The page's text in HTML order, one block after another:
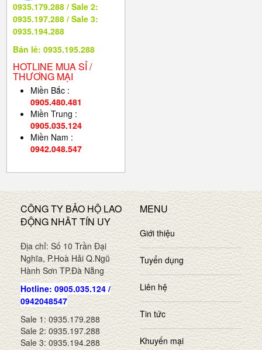
0935.179.288 / Sale 2:
0935.197.288 / Sale 3:
0935.194.288
Bán lẻ: 0935.195.288
HOTLINE MUA SỈ /
THƯƠNG MẠI
Miền Bắc :
0905.480.481
Miền Trung :
0905.035.124
Miền Nam :
0942.048.547
CÔNG TY BẢO HỘ LAO
ĐỘNG NHÂT TÍN UY
Địa chỉ: Số 10 Trần Đại
Nghĩa, P.Hoà Hải Q.Ngũ
Hành Sơn TP.Đà Nẵng
Hotline: 0905.035.124 /
0942048547
Sale 1: 0935.179.288
Sale 2: 0935.197.288
Sale 3: 0935.194.288
MENU
Giới thiệu
Tuyển dụng
Liên hệ
Tin tức
Khuyến mại